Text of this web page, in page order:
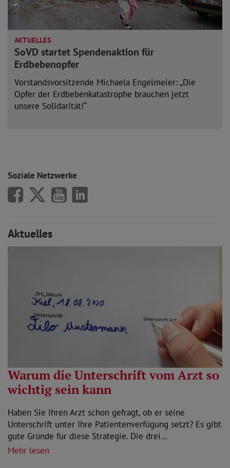
AKTUELLES
SoVD startet Spendenaktion für
Erdbebenopfer
Vorstandsvorsitzende Michaela Engelmeier: „Die
Opfer der Erdbebenkatastrophe brauchen jetzt
unsere Solidarität!“
Soziale Netzwerke
SoVD auf Facebook
SoVD auf X/Twitter
SoVD auf Youtube
SoVD auf LinkedIn
Aktuelles
Warum die Unterschrift vom Arzt so
wichtig sein kann
Haben Sie Ihren Arzt schon gefragt, ob er seine
Unterschrift unter Ihre Patientenverfügung setzt? Es gibt
gute Gründe für diese Strategie. Die drei…
Mehr lesen